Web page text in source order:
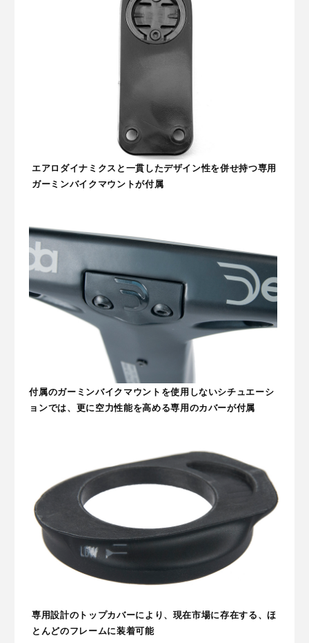
エアロダイナミクスと一貫したデザイン性を併せ持つ専用
ガーミンバイクマウントが付属
付属のガーミンバイクマウントを使用しないシチュエーシ
ョンでは、更に空力性能を高める専用のカバーが付属
専用設計のトップカバーにより、現在市場に存在する、ほ
とんどのフレームに装着可能